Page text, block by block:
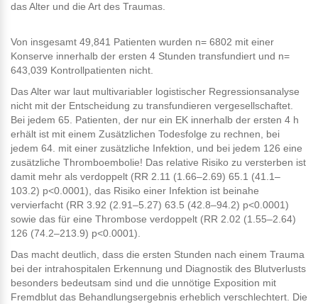
das Alter und die Art des Traumas.
Von insgesamt 49,841 Patienten wurden n= 6802 mit einer
Konserve innerhalb der ersten 4 Stunden transfundiert und n=
643,039 Kontrollpatienten nicht.
Das Alter war laut multivariabler logistischer Regressionsanalyse
nicht mit der Entscheidung zu transfundieren vergesellschaftet.
Bei jedem 65. Patienten, der nur ein EK innerhalb der ersten 4 h
erhält ist mit einem Zusätzlichen Todesfolge zu rechnen, bei
jedem 64. mit einer zusätzliche Infektion, und bei jedem 126 eine
zusätzliche Thromboembolie! Das relative Risiko zu versterben ist
damit mehr als verdoppelt (RR 2.11 (1.66–2.69) 65.1 (41.1–
103.2) p<0.0001), das Risiko einer Infektion ist beinahe
vervierfacht (RR 3.92 (2.91–5.27) 63.5 (42.8–94.2) p<0.0001)
sowie das für eine Thrombose verdoppelt (RR 2.02 (1.55–2.64)
126 (74.2–213.9) p<0.0001).
Das macht deutlich, dass die ersten Stunden nach einem Trauma
bei der intrahospitalen Erkennung und Diagnostik des Blutverlusts
besonders bedeutsam sind und die unnötige Exposition mit
Fremdblut das Behandlungsergebnis erheblich verschlechtert. Die